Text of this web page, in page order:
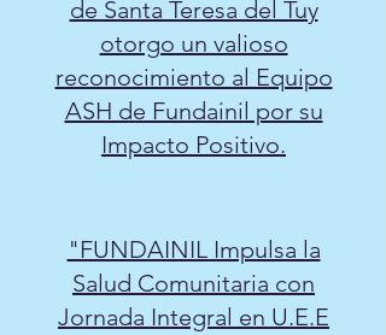
de Santa Teresa del Tuy
otorgo un valioso
reconocimiento al Equipo
ASH de Fundainil por su
Impacto Positivo.
"FUNDAINIL Impulsa la
Salud Comunitaria con
Jornada Integral en U.E.E